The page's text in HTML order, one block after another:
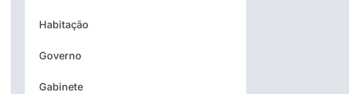
Habitação
Governo
Gabinete